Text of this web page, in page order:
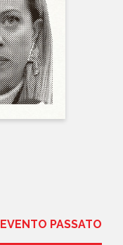
EVENTO PASSATO